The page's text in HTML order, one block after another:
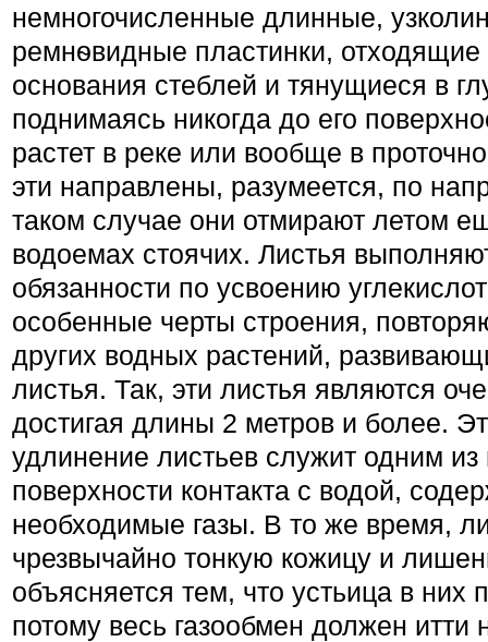
немногочисленные длинные,
ремнѳвидные пластинки,
основания стеблей и тянущиеся в
поднимаясь никогда до его
растет в реке или вообще в
эти направлены, разумеется, по
таком случае они отмирают летом
водоемах стоячих. Листья
обязанности по усвоению
особенные черты строения,
других водных растений,
листья. Так, эти листья являются
достигая длины 2 метров и более.
удлинение листьев служит одним из
поверхности контакта с водой,
необходимые газы. В то же время,
чрезвычайно тонкую кожицу и
объясняется тем, что устьица в них
потому весь газообмен должен итти